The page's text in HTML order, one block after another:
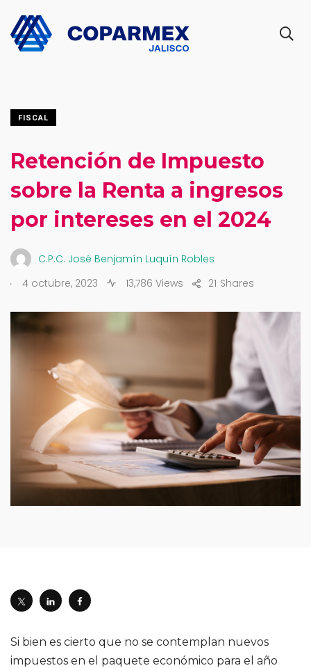
FISCAL
Retención de Impuesto
sobre la Renta a ingresos
por intereses en el 2024
C.P.C. José Benjamín Luquín Robles
.
4 octubre, 2023 13,786 Views Shares
21
Si bien es cierto que no se contemplan nuevos
impuestos en el paquete económico para el año